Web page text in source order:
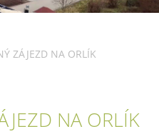
ZÁJEZD NA ORLÍK
NA ORLÍK